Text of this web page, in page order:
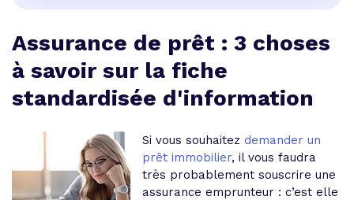
Assurance de prêt : 3 choses
à savoir sur la fiche
standardisée d'information
Si vous souhaitez demander un
prêt immobilier, il vous faudra
très probablement souscrire une
assurance emprunteur : c’est elle